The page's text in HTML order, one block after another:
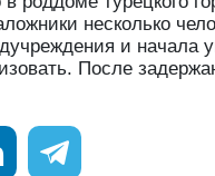
несколько
и
После